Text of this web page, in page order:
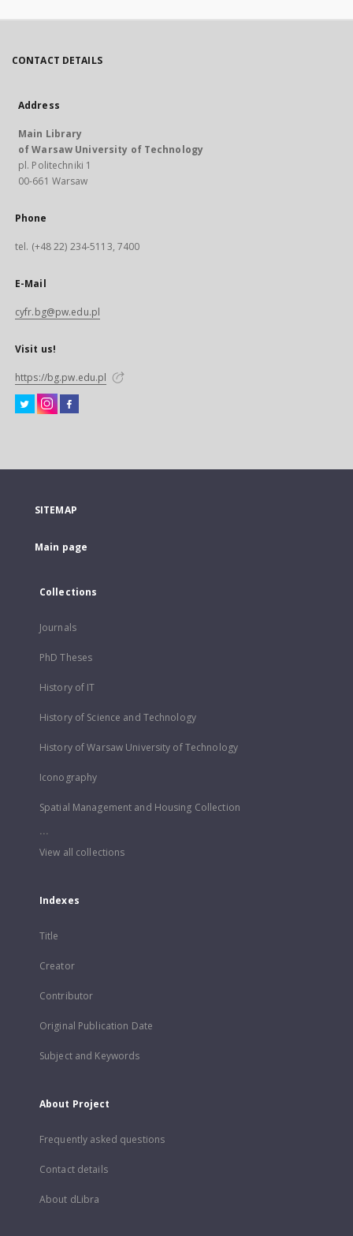
CONTACT DETAILS
Address
Main Library
of Warsaw University of Technology
pl. Politechniki 1
00-661 Warsaw
Phone
tel. (+48 22) 234-5113, 7400
E-Mail
cyfr.bg@pw.edu.pl
Visit us!
https://bg.pw.edu.pl
SITEMAP
Main page
Collections
Journals
PhD Theses
History of IT
History of Science and Technology
History of Warsaw University of Technology
Iconography
Spatial Management and Housing Collection
...
View all collections
Indexes
Title
Creator
Contributor
Original Publication Date
Subject and Keywords
About Project
Frequently asked questions
Contact details
About dLibra